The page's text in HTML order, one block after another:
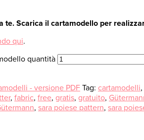
te. Scarica il cartamodello per
qui.
quantità
- versione PDFTag: cartamodelli,
, fabric, free, gratis, gratuito,
, sara poiese pattern, sara